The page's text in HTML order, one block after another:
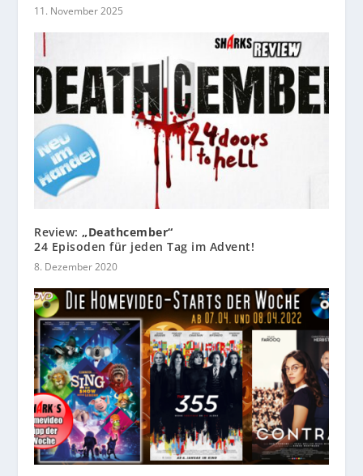
11. November 2025
Review:„Deathcember“
24 Episoden für jeden Tag im Advent!
8. Dezember 2020